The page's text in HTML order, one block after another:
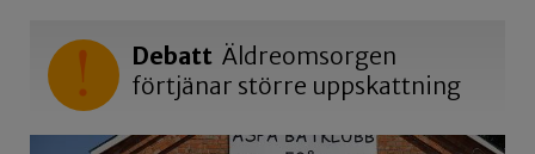
Debatt Äldreomsorgen
förtjänar större uppskattning